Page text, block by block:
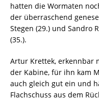
hatten die Wormaten
der überraschend
Stegen (29.) und Sandro
(35.).
Artur Krettek, erkennbar
der Kabine, für ihn kam
auch gleich gut ein und
Flachschuss aus dem